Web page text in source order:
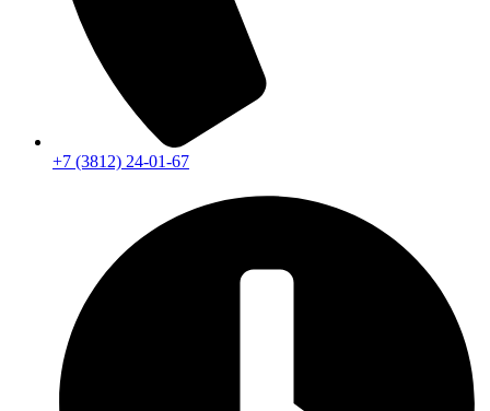
+7 (3812) 24-01-67